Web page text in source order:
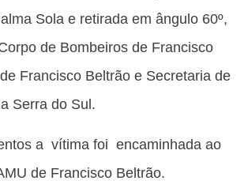
Sola e retirada em ângulo 60º,
de Bombeiros de Francisco
Francisco Beltrão e Secretaria de
Serra do Sul.
a vítima foi encaminhada ao
de Francisco Beltrão.